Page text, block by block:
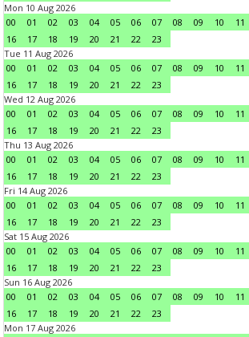
Mon 10 Aug 2026
00
01 02 03 04 05 06 07 08 09 10 11
16
17 18 19 20 21 22
23
Tue 11 Aug 2026
00
01 02 03 04 05 06 07 08 09 10 11
16
17 18 19 20 21 22
23
Wed 12 Aug 2026
00
01 02 03 04 05 06 07 08 09 10 11
16
17 18 19 20 21 22
23
Thu 13 Aug 2026
00
01 02 03 04 05 06 07 08 09 10 11
16
17 18 19 20 21 22
23
Fri 14 Aug 2026
00
01 02 03 04 05 06 07 08 09 10 11
16
17 18 19 20 21 22
23
Sat 15 Aug 2026
00
01 02 03 04 05 06 07 08 09 10 11
16
17 18 19 20 21 22
23
Sun 16 Aug 2026
00
01 02 03 04 05 06 07 08 09 10 11
16
17 18 19 20 21 22
23
Mon 17 Aug 2026